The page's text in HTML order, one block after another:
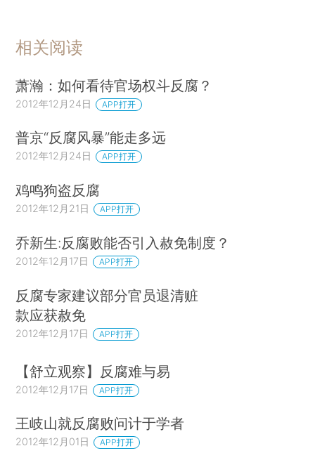
相关阅读
萧瀚：如何看待官场权斗反腐？
2012年12月24日 APP打开
普京“反腐风暴”能走多远
2012年12月24日 APP打开
鸡鸣狗盗反腐
2012年12月21日 APP打开
乔新生:反腐败能否引入赦免制度？
2012年12月17日 APP打开
反腐专家建议部分官员退清赃
款应获赦免
2012年12月17日 APP打开
【舒立观察】反腐难与易
2012年12月17日 APP打开
王岐山就反腐败问计于学者
2012年12月01日 APP打开